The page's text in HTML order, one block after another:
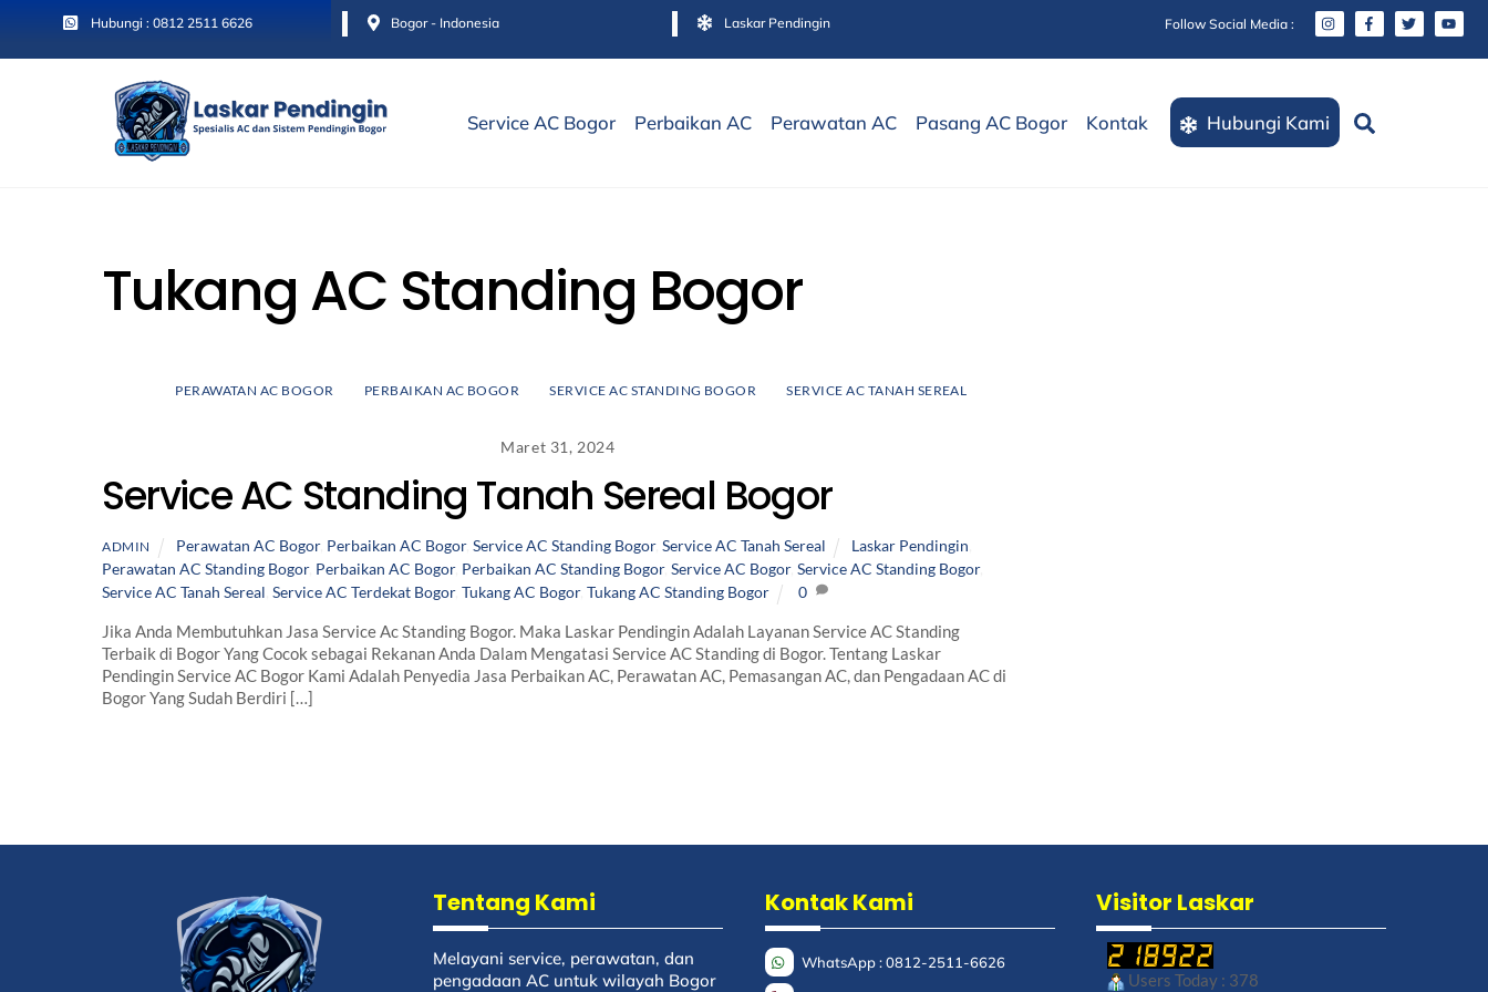
content
Hubungi : 0812 2511 6626 Bogor - Indonesia Laskar Pendingin Follow Social Media :
Service AC Bogor Perbaikan AC Perawatan AC Pasang AC Bogor Kontak Hubungi Kami
Tukang AC Standing Bogor
PERAWATAN AC BOGOR PERBAIKAN AC BOGOR SERVICE AC STANDING BOGOR SERVICE AC TANAH SEREAL
Maret 31, 2024
Service AC Standing Tanah Sereal Bogor
ADMIN Perawatan AC Bogor, Perbaikan AC Bogor,Service AC Standing Bogor,Service AC Tanah Sereal Laskar Pendingin
Perawatan AC Standing Bogor, Perbaikan AC Bogor, Perbaikan AC Standing Bogor, Service AC Bogor, Service AC Standing Bogor,
Service AC Tanah Sereal Service AC Terdekat Bogor, Tukang AC Bogor, Tukang AC Standing Bogor 0
Jika Anda Membutuhkan Jasa Service Ac Standing Bogor. Maka Laskar Pendingin Adalah Layanan Service AC Standing
Terbaik di Bogor Yang Cocok sebagai Rekanan Anda Dalam Mengatasi Service AC Standing di Bogor. Tentang Laskar
Pendingin Service AC Bogor Kami Adalah Penyedia Jasa Perbaikan AC, Perawatan AC, Pemasangan AC, dan Pengadaan AC di
Bogor Yang Sudah Berdiri […]
Tentang Kami
Melayani service, perawatan, dan
pengadaan AC untuk wilayah Bogor
Kontak Kami
WhatsApp : 0812-2511-6626
Visitor Laskar
Users Today : 378